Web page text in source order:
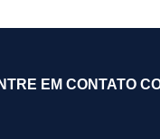
EM CONTATO